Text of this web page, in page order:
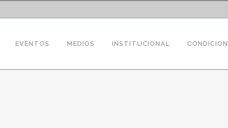
EVENTOS MEDIOS INSTITUCIONAL